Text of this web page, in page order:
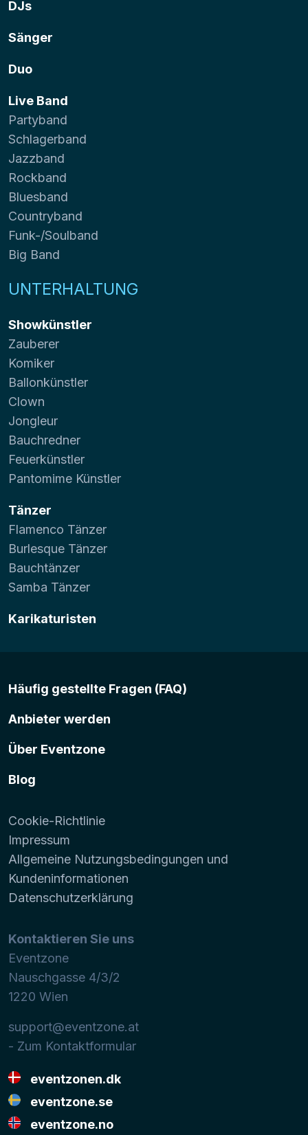
DJs
Sänger
Duo
Live Band
Partyband
Schlagerband
Jazzband
Rockband
Bluesband
Countryband
Funk-/Soulband
Big Band
UNTERHALTUNG
Showkünstler
Zauberer
Komiker
Ballonkünstler
Clown
Jongleur
Bauchredner
Feuerkünstler
Pantomime Künstler
Tänzer
Flamenco Tänzer
Burlesque Tänzer
Bauchtänzer
Samba Tänzer
Karikaturisten
Häufig gestellte Fragen (FAQ)
Anbieter werden
Über Eventzone
Blog
Cookie-Richtlinie
Impressum
Allgemeine Nutzungsbedingungen und
Kundeninformationen
Datenschutzerklärung
Kontaktieren Sie uns
Eventzone
Nauschgasse 4/3/2
1220 Wien
support@eventzone.at
- Zum Kontaktformular
eventzonen.dk
eventzone.se
eventzone.no